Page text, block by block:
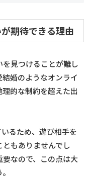
期待できる理由
見つけることが難し
婚のようなオンライ
的な制約を超えた出
るため、遊び相手を
もありませんでし
なので、この点は大